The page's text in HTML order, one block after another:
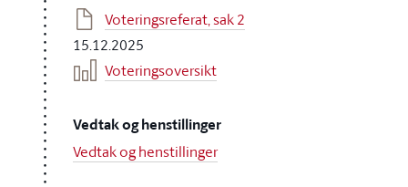
Voteringsreferat, sak 2
15.12.2025
Voteringsoversikt
Vedtak og henstillinger
Vedtak og henstillinger